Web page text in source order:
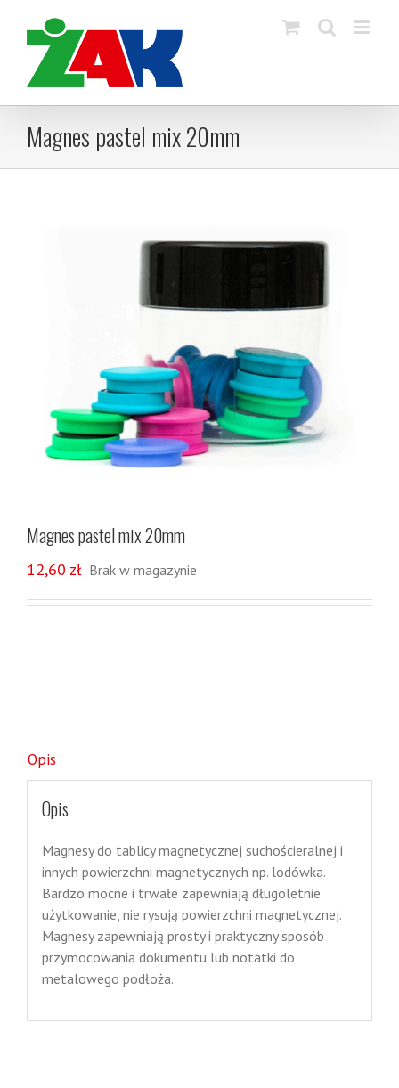
content
Magnes pastel mix 20mm
Magnes pastel mix 20mm
12,60 zł Brak w magazynie
Opis
Opis
Magnesy do tablicy magnetycznej suchościeralnej i
innych powierzchni magnetycznych np. lodówka.
Bardzo mocne i trwałe zapewniają długoletnie
użytkowanie, nie rysują powierzchni magnetycznej.
Magnesy zapewniają prosty i praktyczny sposób
przymocowania dokumentu lub notatki do
metalowego podłoża.